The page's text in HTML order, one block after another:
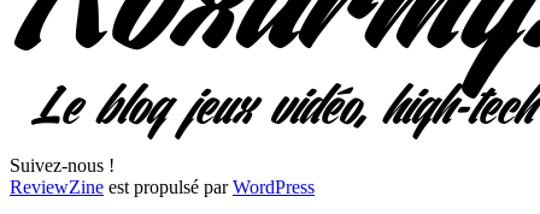
Suivez-nous !
ReviewZine est propulsé parWordPress